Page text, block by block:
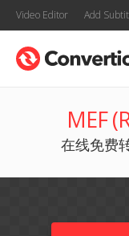
Video Editor Add
MEF
在线免费